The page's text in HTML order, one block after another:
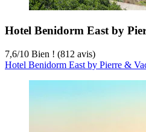
Hotel Benidorm East by
7,6/10 Bien ! (812 avis)
Hotel Benidorm East by Pierre &